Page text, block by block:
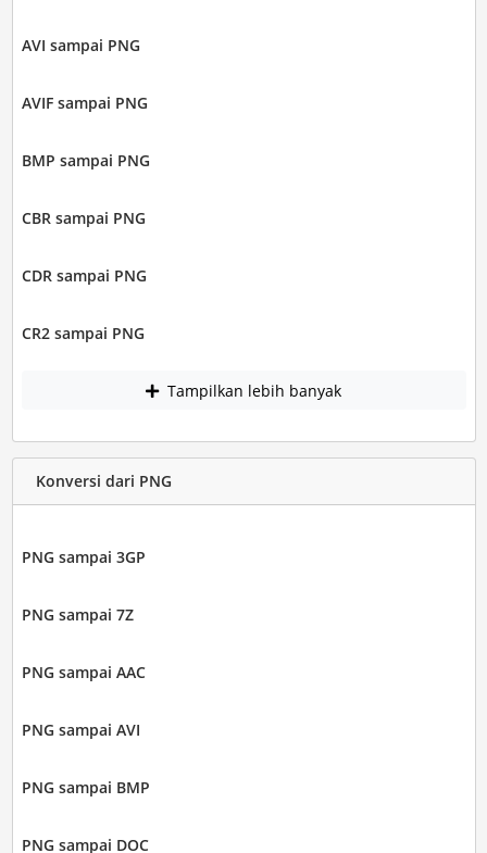
AVI sampai PNG
AVIF sampai PNG
BMP sampai PNG
CBR sampai PNG
CDR sampai PNG
CR2 sampai PNG
Tampilkan lebih banyak
Konversi dari PNG
PNG sampai 3GP
PNG sampai 7Z
PNG sampai AAC
PNG sampai AVI
PNG sampai BMP
PNG sampai DOC